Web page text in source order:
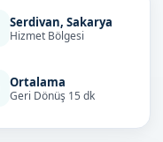
Serdivan, Sakarya
Hizmet Bölgesi
Ortalama
Geri Dönüş 15 dk